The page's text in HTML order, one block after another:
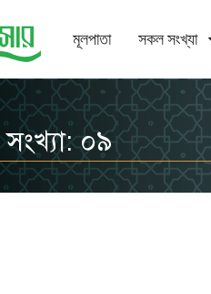
মূলপাতা সকল সংখ্যা
০৯